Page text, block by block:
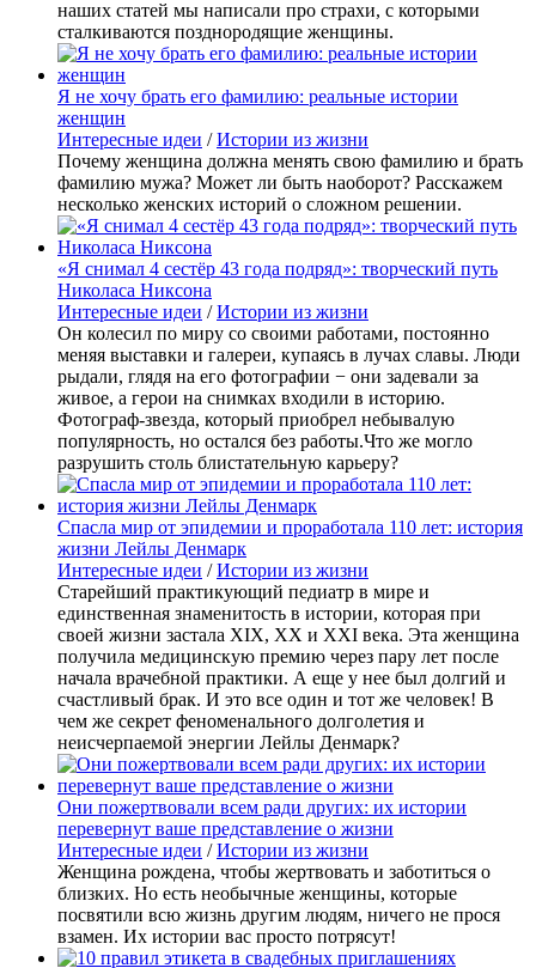
наших статей мы написали про страхи, с которыми
сталкиваются позднородящие женщины.
Я не хочу брать его фамилию: реальные истории
женщин
Интересные идеи /Истории из жизни
Почему женщина должна менять свою фамилию и брать
фамилию мужа? Может ли быть наоборот? Расскажем
несколько женских историй о сложном решении.
«Я снимал 4 сестёр 43 года подряд»: творческий путь
Николаса Никсона
Интересные идеи /Истории из жизни
Он колесил по миру со своими работами, постоянно
меняя выставки и галереи, купаясь в лучах славы. Люди
рыдали, глядя на его фотографии − они задевали за
живое, а герои на снимках входили в историю.
Фотограф-звезда, который приобрел небывалую
популярность, но остался без работы.Что же могло
разрушить столь блистательную карьеру?
Спасла мир от эпидемии и проработала 110 лет: история
жизни Лейлы Денмарк
Интересные идеи /Истории из жизни
Старейший практикующий педиатр в мире и
единственная знаменитость в истории, которая при
своей жизни застала XIX, XX и XXI века. Эта женщина
получила медицинскую премию через пару лет после
начала врачебной практики. А еще у нее был долгий и
счастливый брак. И это все один и тот же человек! В
чем же секрет феноменального долголетия и
неисчерпаемой энергии Лейлы Денмарк?
Они пожертвовали всем ради других: их истории
перевернут ваше представление о жизни
Интересные идеи /Истории из жизни
Женщина рождена, чтобы жертвовать и заботиться о
близких. Но есть необычные женщины, которые
посвятили всю жизнь другим людям, ничего не прося
взамен. Их истории вас просто потрясут!